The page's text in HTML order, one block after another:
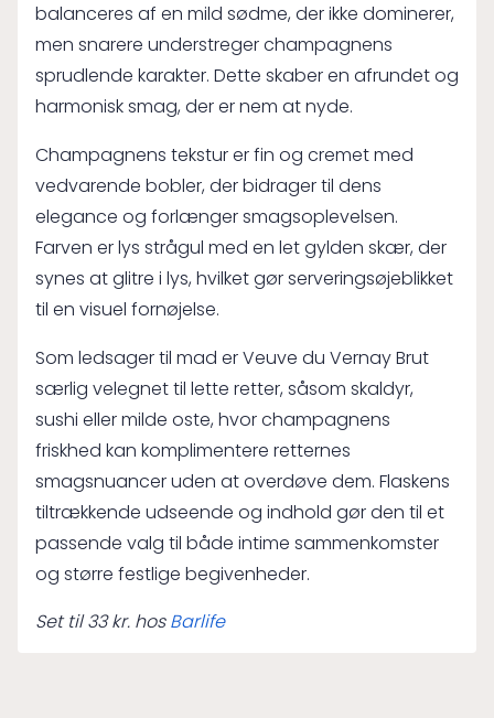
balanceres af en mild sødme, der ikke dominerer,
men snarere understreger champagnens
sprudlende karakter. Dette skaber en afrundet og
harmonisk smag, der er nem at nyde.
Champagnens tekstur er fin og cremet med
vedvarende bobler, der bidrager til dens
elegance og forlænger smagsoplevelsen.
Farven er lys strågul med en let gylden skær, der
synes at glitre i lys, hvilket gør serveringsøjeblikket
til en visuel fornøjelse.
Som ledsager til mad er Veuve du Vernay Brut
særlig velegnet til lette retter, såsom skaldyr,
sushi eller milde oste, hvor champagnens
friskhed kan komplimentere retternes
smagsnuancer uden at overdøve dem. Flaskens
tiltrækkende udseende og indhold gør den til et
passende valg til både intime sammenkomster
og større festlige begivenheder.
Set til 33 kr. hosBarlife